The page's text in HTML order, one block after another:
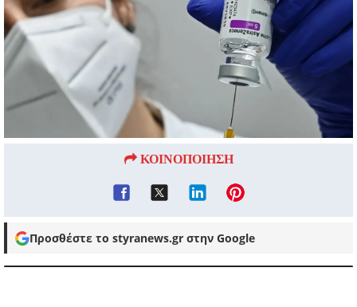
ΚΟΙΝΟΠΟΙΗΣΗ
Προσθέστε το styranews.gr στην Google